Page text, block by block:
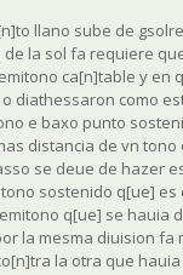
llano sube de
la sol fa requiere
ca[n]table y en
diathessaron como
e baxo punto
distancia de vn
se deue de hazer
sostenido q[ue]
q[ue] se hauia
la mesma diuision fa
la otra que